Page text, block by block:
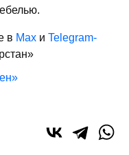
в Max и Telegram-